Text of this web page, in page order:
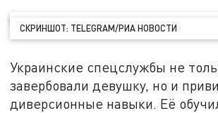
СКРИНШОТ: TELEGRAM/РИА НОВОСТИ
Украинские спецслужбы не
завербовали девушку, но и
диверсионные навыки. Её